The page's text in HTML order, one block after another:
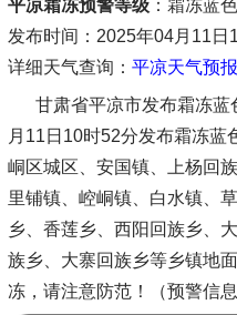
平凉霜冻预警等级：霜冻蓝
发布时间 ：2025年04月11日
详细天气查询： 平凉天气预
甘肃省平凉市发布霜冻
月11日10时52分发布霜冻蓝
峒区城区、安国镇、上杨回
里铺镇、崆峒镇、白水镇、
乡、香莲乡、西阳回族乡、
族乡、大寨回族乡等乡镇地
冻，请注意防范！（预警信